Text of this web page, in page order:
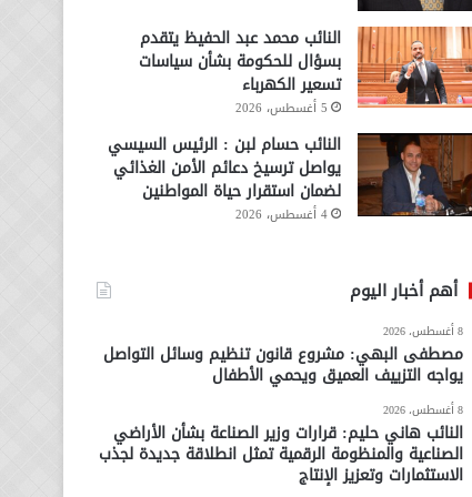
النائب محمد عبد الحفيظ يتقدم
بسؤال للحكومة بشأن سياسات
تسعير الكهرباء
5 أغسطس، 2026
النائب حسام لبن : الرئيس السيسي
يواصل ترسيخ دعائم الأمن الغذائي
لضمان استقرار حياة المواطنين
4 أغسطس، 2026
أهم أخبار اليوم
8 أغسطس، 2026
مصطفى البهي: مشروع قانون تنظيم وسائل التواصل
يواجه التزييف العميق ويحمي الأطفال
8 أغسطس، 2026
النائب هاني حليم: قرارات وزير الصناعة بشأن الأراضي
الصناعية والمنظومة الرقمية تمثل انطلاقة جديدة لجذب
الاستثمارات وتعزيز الإنتاج